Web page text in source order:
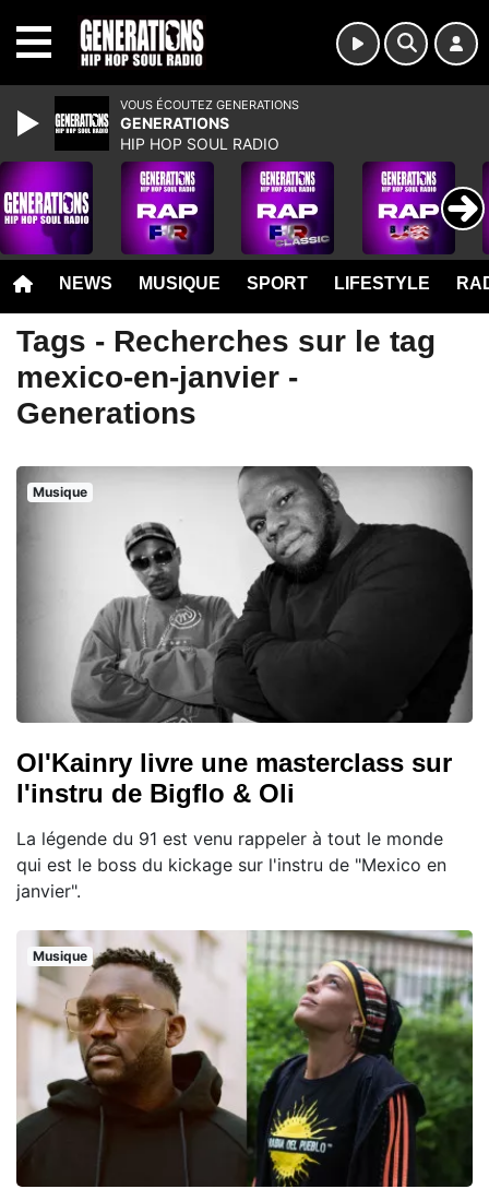
NEWS MUSIQUE SPORT LIFESTYLE
Tags - Recherches sur le tag
mexico-en-janvier -
Generations
Musique
Ol'Kainry livre une masterclass sur
l'instru de Bigflo & Oli
La légende du 91 est venu rappeler à tout le monde
qui est le boss du kickage sur l'instru de "Mexico en
janvier".
Musique
VOUS ÉCOUTEZ GENERATIONS
GENERATIONS
HIP HOP SOUL RADIO